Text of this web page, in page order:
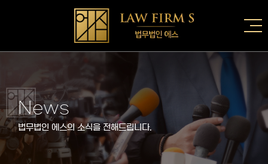
News
법무법인 에스의 소식을 전해드립니다.